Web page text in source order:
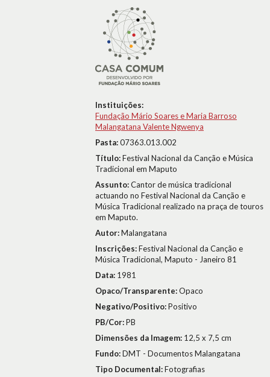
Instituições:
Fundação Mário Soares e Maria Barroso
Malangatana Valente Ngwenya
Pasta:07363.013.002
Título:Festival Nacional da Canção e Música
Tradicional em Maputo
Assunto:Cantor de música tradicional
actuando no Festival Nacional da Canção e
Música Tradicional realizado na praça de touros
em Maputo.
Autor:Malangatana
Inscrições:Festival Nacional da Canção e
Música Tradicional, Maputo - Janeiro 81
Data: 1981
Opaco/Transparente:Opaco
Negativo/Positivo:Positivo
PB/Cor:PB
Dimensões da Imagem: 12,5 x 7,5 cm
Fundo:DMT - Documentos Malangatana
Tipo Documental:Fotografias